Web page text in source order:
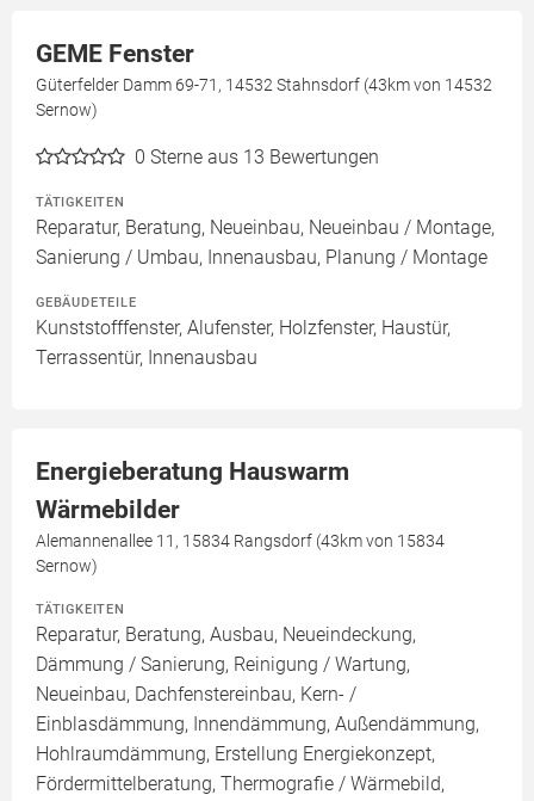
GEME Fenster
Güterfelder Damm 69-71, 14532 Stahnsdorf (43km von 14532
Sernow)
0 Sterne aus 13 Bewertungen
TÄTIGKEITEN
Reparatur, Beratung, Neueinbau, Neueinbau / Montage,
Sanierung / Umbau, Innenausbau, Planung / Montage
GEBÄUDETEILE
Kunststofffenster, Alufenster, Holzfenster, Haustür,
Terrassentür, Innenausbau
Energieberatung Hauswarm
Wärmebilder
Alemannenallee 11, 15834 Rangsdorf (43km von 15834
Sernow)
TÄTIGKEITEN
Reparatur, Beratung, Ausbau, Neueindeckung,
Dämmung / Sanierung, Reinigung / Wartung,
Neueinbau, Dachfenstereinbau, Kern- /
Einblasdämmung, Innendämmung, Außendämmung,
Hohlraumdämmung, Erstellung Energiekonzept,
Fördermittelberatung, Thermografie / Wärmebild,